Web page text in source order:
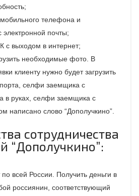
телефона и
почты;
с выходом в интернет;
необходимые фото. В
клиенту нужно будет загрузить
селфи заемщика с
в руках, селфи заемщика с
написано слово “Дополучкино”.
сотрудничества
“Дополучкино”:
всей России. Получить деньги в
россиянин, соответствующий